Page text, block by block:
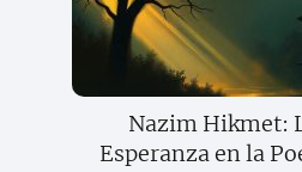
Nazim Hikmet:
Esperanza en la